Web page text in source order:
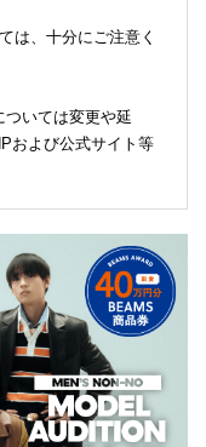
は、十分にご注意く
いては変更や延
および公式サイト等